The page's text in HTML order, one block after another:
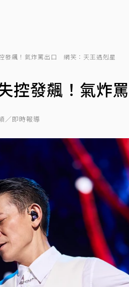
發飆！氣炸罵出口 網笑：天王遇剋星
控發飆！氣炸
／即時報導